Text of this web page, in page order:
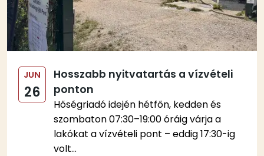
JUN
26
Hosszabb nyitvatartás a vízvételi
ponton
Hőségriadó idején hétfőn, kedden és
szombaton 07:30–19:00 óráig várja a
lakókat a vízvételi pont – eddig 17:30-ig
volt...